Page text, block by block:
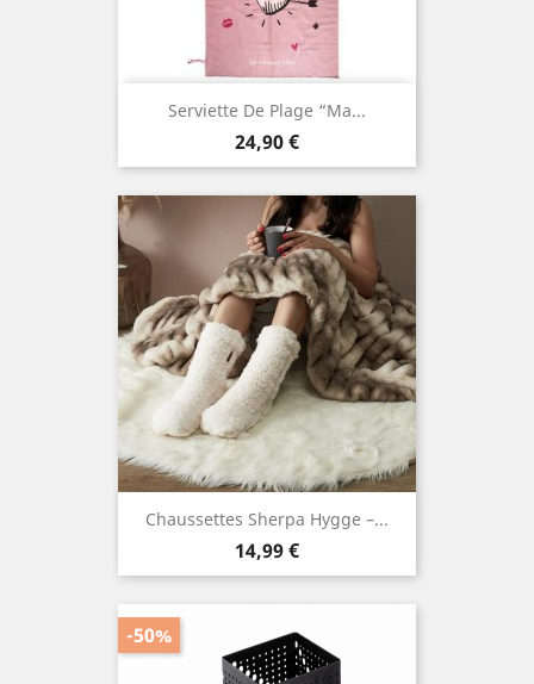
Serviette De Plage “Ma...
Prix
24,90 €
Chaussettes Sherpa Hygge –...
Prix
14,99 €
-50%